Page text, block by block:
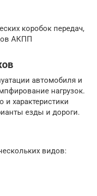
коробок передач,
АКПП
автомобиля и
нагрузок.
и характеристики
езды и дороги.
видов: